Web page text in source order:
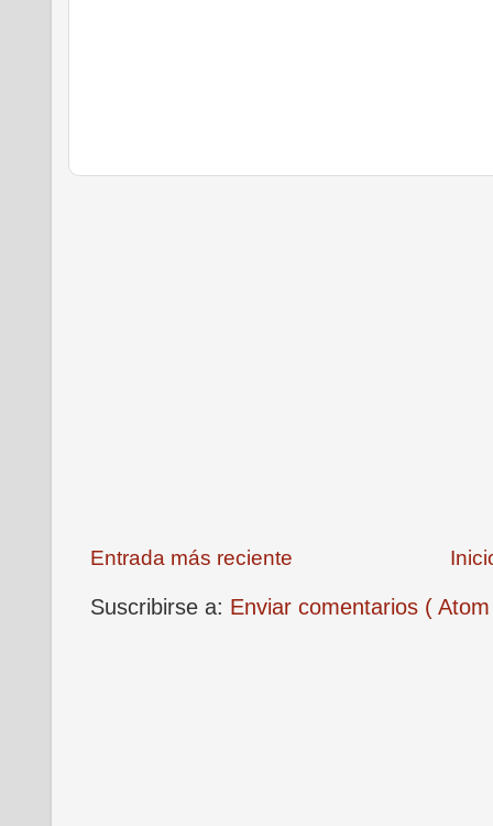
Entrada más reciente
Suscribirse a: Enviar comentarios (